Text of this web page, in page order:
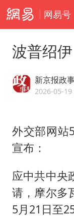
网易号
波普绍
新京报政
2026-05-19
外交部网站
宣布：
应中共中央
请， 摩尔多
5月21日至